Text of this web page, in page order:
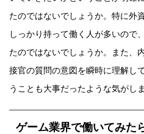
たのではないでしょうか。特に外
しっかり持って働く人が多いので
たのではないでしょうか。また、
接官の質問の意図を瞬時に理解し
うことも大事だったような気がしま
ゲーム業界で働いてみた